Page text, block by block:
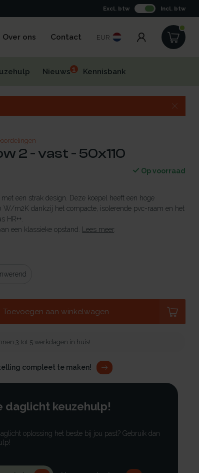
Excl. btw Incl. btw
Over ons Contact EUR
Nieuws1 Kennisbank
2 - vast - 50x110
Op voorraad
een strak design. Deze koepel heeft een hoge
W/m2K dankzij het compacte, isolerende pvc-raam en het
HR++.
een klassieke opstand.
Lees meer.
Toevoegen aan winkelwagen
3 tot 5 werkdagen in huis!
compleet te maken!
daglicht keuzehulp!
oplossing het beste bij jou past? Gebruik dan